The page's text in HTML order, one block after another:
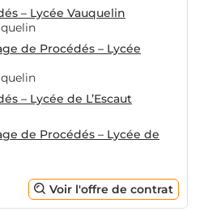
– Lycée Vauquelin
de Procédés – Lycée
– Lycée de L’Escaut
de Procédés – Lycée de
Voir l'offre de contrat